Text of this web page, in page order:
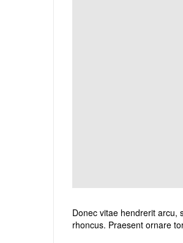
Donec vitae hendrerit arcu,
rhoncus. Praesent ornare